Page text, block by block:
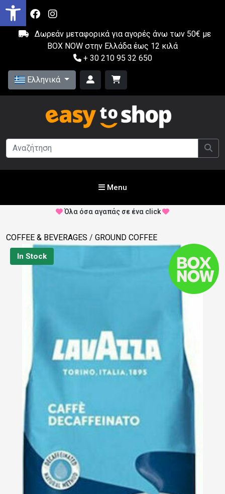
Δωρεάν μεταφορικά για αγορές άνω των 50€ με
BOX NOW στην Ελλάδα έως 12 κιλά
+ 30 210 95 32 650
Ελληνικά
Menu
Όλα όσα αγαπάς σε ένα click
COFFEE & BEVERAGES / GROUND COFFEE
In Stock